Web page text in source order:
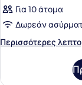
Για 10 άτομα
Δωρεάν
Περισσότερες
Περισσότερες